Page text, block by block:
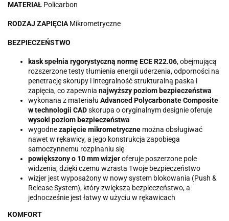
MATERIAŁ Policarbon
RODZAJ ZAPIĘCIA Mikrometryczne
BEZPIECZEŃSTWO
kask spełnia rygorystyczną normę ECE R22.06, obejmującą
rozszerzone testy tłumienia energii uderzenia, odporności na
penetrację skorupy i integralność strukturalną paska i
zapięcia, co zapewnia najwyższy poziom bezpieczeństwa
wykonana z materiału Advanced Polycarbonate Composite
w technologii CADskorupa o oryginalnym designie oferuje
wysoki poziom bezpieczeństwa
wygodnezapięcie mikrometryczne można obsługiwać
nawet w rękawicy, a jego konstrukcja zapobiega
samoczynnemu rozpinaniu się
powiększony o 10 mm wizjeroferuje poszerzone pole
widzenia, dzięki czemu wzrasta Twoje bezpieczeństwo
wizjer jest wyposażony w nowy system blokowania (Push &
Release System), który zwiększa bezpieczeństwo, a
jednocześnie jest łatwy w użyciu w rękawicach
KOMFORT